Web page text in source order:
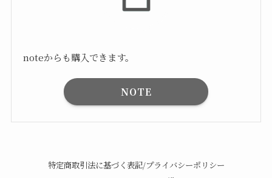
noteからも購入できます。
NOTE
特定商取引法に基づく表記/プライバシーポリシー